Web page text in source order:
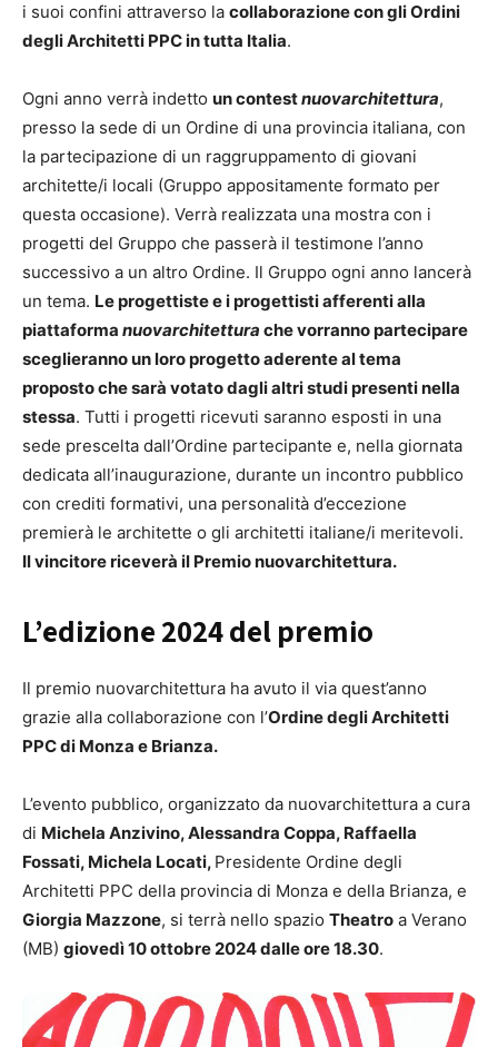
i suoi confini attraverso la collaborazione con gli Ordini
degli Architetti PPC in tutta Italia.
Ogni anno verrà indetto un contestnuovarchitettura,
presso la sede di un Ordine di una provincia italiana, con
la partecipazione di un raggruppamento di giovani
architette/i locali (Gruppo appositamente formato per
questa occasione). Verrà realizzata una mostra con i
progetti del Gruppo che passerà il testimone l’anno
successivo a un altro Ordine. Il Gruppo ogni anno lancerà
un tema. Le progettiste e i progettisti afferenti alla
piattaforma nuovarchitettura che vorranno partecipare
sceglieranno un loro progetto aderente al tema
proposto che sarà votato dagli altri studi presenti nella
stessa. Tutti i progetti ricevuti saranno esposti in una
sede prescelta dall’Ordine partecipante e, nella giornata
dedicata all’inaugurazione, durante un incontro pubblico
con crediti formativi, una personalità d’eccezione
premierà le architette o gli architetti italiane/i meritevoli.
Il vincitore riceverà il Premio nuovarchitettura.
L’edizione 2024 del premio
Il premio nuovarchitettura ha avuto il via quest’anno
grazie alla collaborazione con l’Ordine degli Architetti
PPC di Monza e Brianza.
L’evento pubblico, organizzato da nuovarchitettura a cura
di Michela Anzivino, Alessandra Coppa, Raffaella
Fossati, Michela Locati, Presidente Ordine degli
Architetti PPC della provincia di Monza e della Brianza, e
Giorgia Mazzone, si terrà nello spazio Theatro a Verano
(MB) giovedì 10 ottobre 2024 dalle ore 18.30.